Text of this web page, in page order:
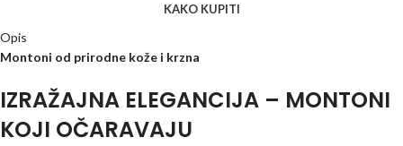
KAKO KUPITI
Opis
Montoni od prirodne kože i krzna
IZRAŽAJNA ELEGANCIJA – MONTONI
KOJI OČARAVAJU